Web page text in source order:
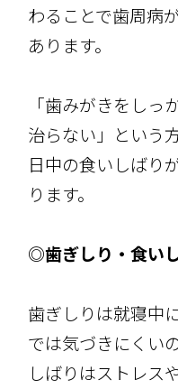
わることで歯周病
あります。
「歯みがきをしっ
治らない」という
日中の食いしばり
ります。
◎歯ぎしり・食い
歯ぎしりは就寝中
では気づきにくい
しばりはストレス